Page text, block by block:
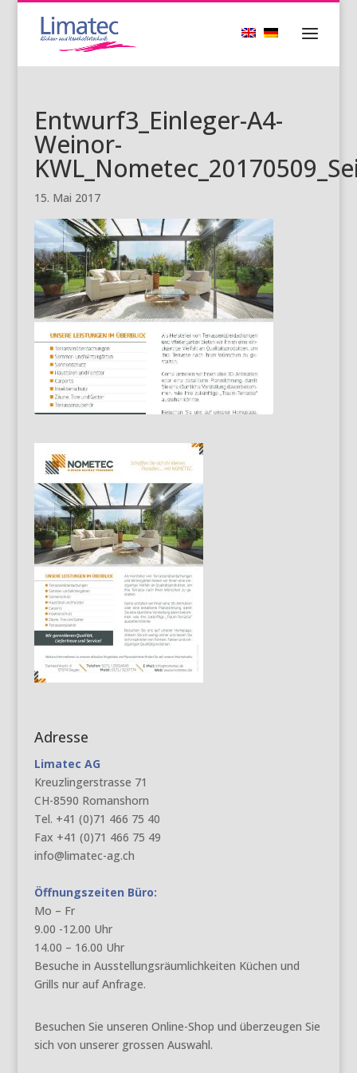
Entwurf3_Einleger-A4-
Weinor-
15. Mai 2017
Adresse
Limatec AG
Kreuzlingerstrasse 71
CH-8590 Romanshorn
Tel. +41 (0)71 466 75 40
Fax +41 (0)71 466 75 49
info@limatec-ag.ch
Öffnungszeiten Büro:
Mo – Fr
9.00 -12.00 Uhr
14.00 – 16.00 Uhr
Besuche in Ausstellungsräumlichkeiten Küchen und
Grills nur auf Anfrage.
Besuchen Sie unseren Online-Shop und überzeugen Sie
sich von unserer grossen Auswahl.